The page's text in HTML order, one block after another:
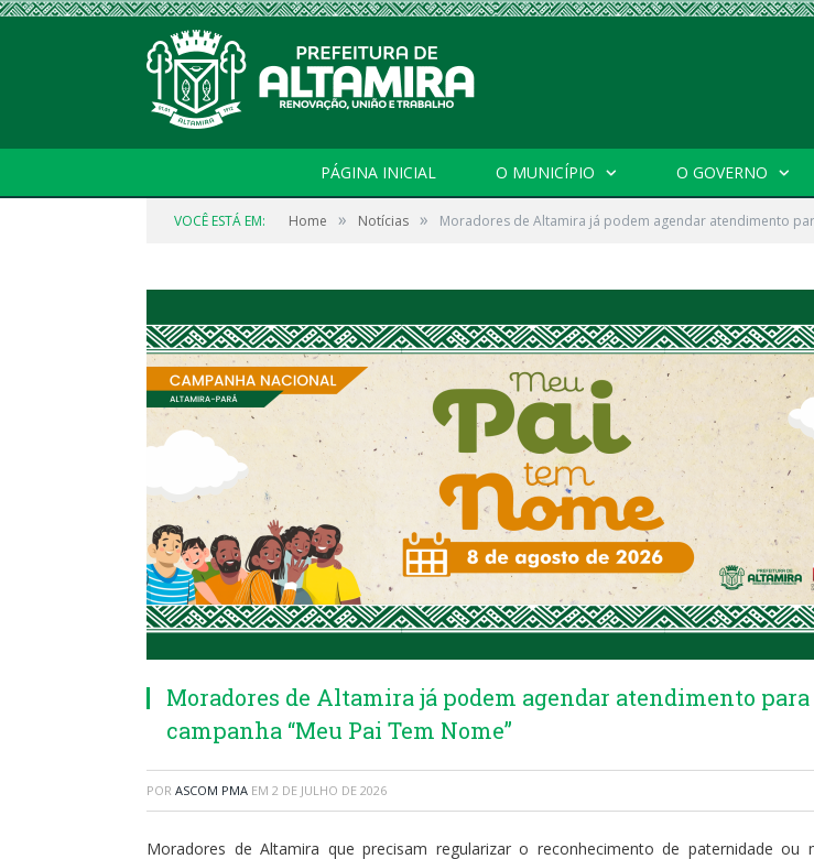
PÁGINA INICIAL O MUNICÍPIO O GOVERNO
VOCÊ ESTÁ EM: Home » Notícias » Moradores de Altamira já podem agendar atendimento
Moradores de Altamira já podem agendar atendimento para
campanha “Meu Pai Tem Nome”
POR ASCOM PMA EM 2 DE JULHO DE 2026
Moradores de Altamira que precisam regularizar o reconhecimento de paternidade ou